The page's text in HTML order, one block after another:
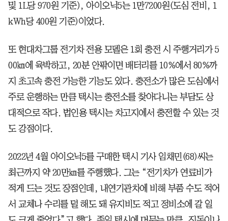
및 1L당 970원 기준), 아이오닉5는 1만7200원(도심 전비, 1
kWh당 400원 기준)이었다.
또 현대차그룹 전기차 전용 모델은 1회 충전 시 주행거리가 5
00㎞에 육박하고, 20분 안팎이면 배터리를 10%에서 80%까
지 초고속 충전 가능한 기능도 있다. 충전소가 많은 도심에서
주로 운행하는 만큼 택시는 충전소를 찾아다니는 부담도 상
대적으로 작다. 법인용 택시는 차고지에서 충전할 수 있는 것
도 강점이다.
2022년 4월 아이오닉5를 구매한 택시 기사 임채민(68)씨는
최근까지 약 20만㎞를 주행했다. 그는 “전기차가 연료비가
적게 드는 것도 장점인데, 내연기관차에 비해 부품 수도 적어
서 교체나 수리를 덜 해도 돼 유지비도 적고 정비소에 갈 일